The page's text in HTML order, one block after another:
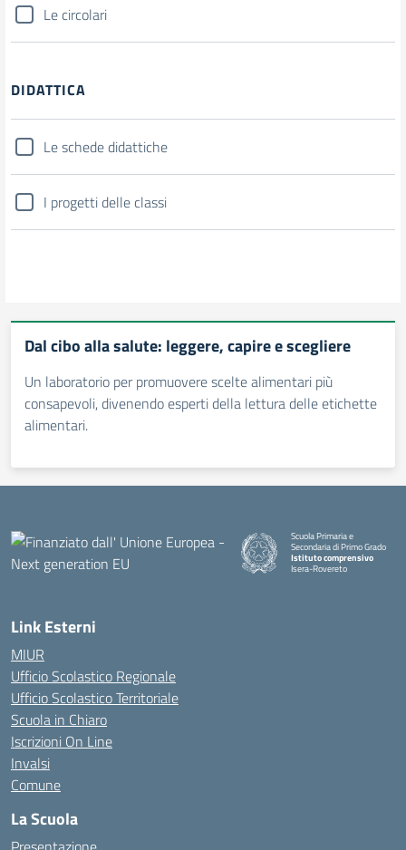
Le circolari
DIDATTICA
Le schede didattiche
I progetti delle classi
Dal cibo alla salute: leggere, capire e scegliere
Un laboratorio per promuovere scelte alimentari più
consapevoli, divenendo esperti della lettura delle etichette
alimentari.
Scuola Primaria e
Secondaria di Primo Grado
Istituto comprensivo
Isera-Rovereto
Link Esterni
MIUR
Ufficio Scolastico Regionale
Ufficio Scolastico Territoriale
Scuola in Chiaro
Iscrizioni On Line
Invalsi
Comune
La Scuola